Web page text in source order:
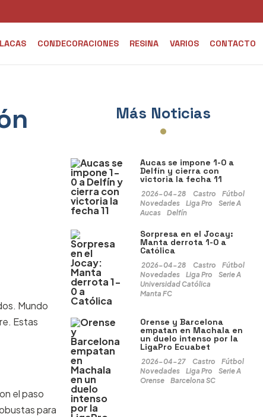
CONDECORACIONES RESINA VARIOS CONTACTO
Mundo
Estas
el paso
para
Más Noticias
Aucas se impone 1-0 a
Delfín y cierra con
victoria la fecha 11
2026-04-28 Castro
Fútbol
Novedades
Liga Pro
Serie A
Aucas
Delfín
Sorpresa en el Jocay:
Manta derrota 1-0 a
Católica
2026-04-28 Castro
Fútbol
Novedades
Liga Pro
Serie A
Universidad Católica
Manta FC
Orense y Barcelona
empatan en Machala en
un duelo intenso por la
LigaPro Ecuabet
2026-04-27 Castro
Fútbol
Novedades
Liga Pro
Serie A
Orense
Barcelona SC